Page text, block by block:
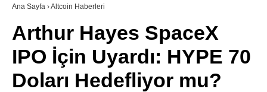
Youtube
TikTok
SÖZLÜK
Ana Sayfa ›Altcoin Haberleri
Arthur Hayes SpaceX
IPO İçin Uyardı: HYPE 70
Doları Hedefliyor mu?